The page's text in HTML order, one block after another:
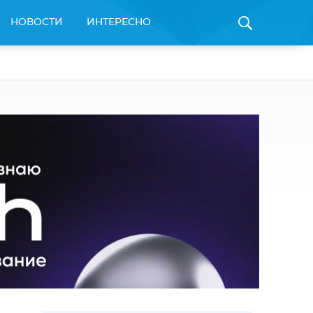
НОВОСТИ ИНТЕРЕСНО